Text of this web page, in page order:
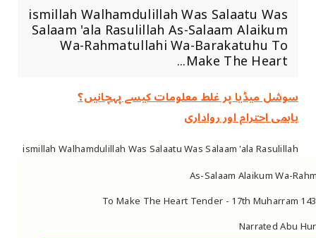
ismillah Walhamdulillah Was Salaatu Was
Salaam 'ala Rasulillah As-Salaam Alaikum
Wa-Rahmatullahi Wa-Barakatuhu To
Make The Heart...
سوشل میڈیا پر غلط معلومات کیسے پہچانیں؟
باہمی احترام اور رواداری
ismillah Walhamdulillah Was Salaatu Was Salaam 'ala Rasulillah
As-Salaam Alaikum Wa-
To Make The Heart Tender - 17th Muharram
Narrated Abu